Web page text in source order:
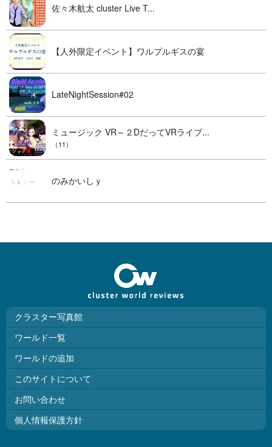
佐々木航太 cluster Live T...
【人外限定イベント】ワルプルギスの宴
LateNightSession#02
ミュージック VR～２DだってVRライブ...
（11）
のみかいしｙ
クラスター写真館
ワールド一覧
ワールドの追加
このサイトについて
お問い合わせ
個人情報保護方針